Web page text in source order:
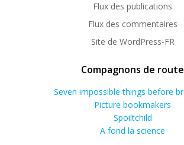
Flux des publications
Flux des commentaires
Site de WordPress-FR
Compagnons de route
Seven impossible things before
Picture bookmakers
Spoiltchild
A fond la science